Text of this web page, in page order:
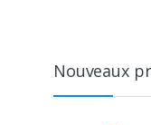
Nouveaux